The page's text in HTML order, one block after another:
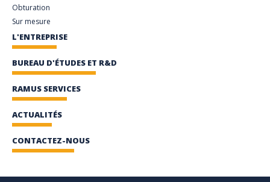
Obturation
Sur mesure
L'ENTREPRISE
BUREAU D'ÉTUDES ET R&D
RAMUS SERVICES
ACTUALITÉS
CONTACTEZ-NOUS